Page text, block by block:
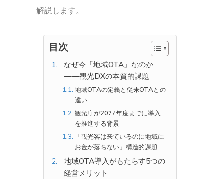
解説します。
目次
なぜ今「地域OTA」なのか
——観光DXの本質的課題
地域OTAの定義と従来OTAとの
違い
観光庁が2027年度までに導入
を推進する背景
「観光客は来ているのに地域に
お金が落ちない」構造的課題
地域OTA導入がもたらす5つの
経営メリット